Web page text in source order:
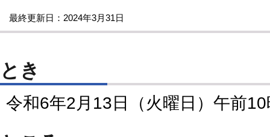
最終更新日：2024年3月31日
とき
令和6年2月13日（火曜日）午前